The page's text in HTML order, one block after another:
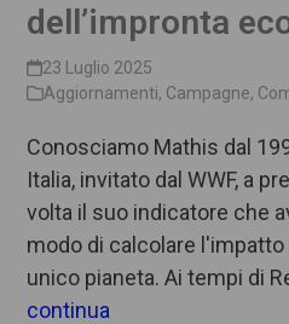
dell’impronta
23 Luglio 2025
Aggiornamenti, Campagne,
Conosciamo Mathis dal
Italia, invitato dal WWF, a
volta il suo indicatore che
modo di calcolare
unico pianeta. Ai tempi di
continua